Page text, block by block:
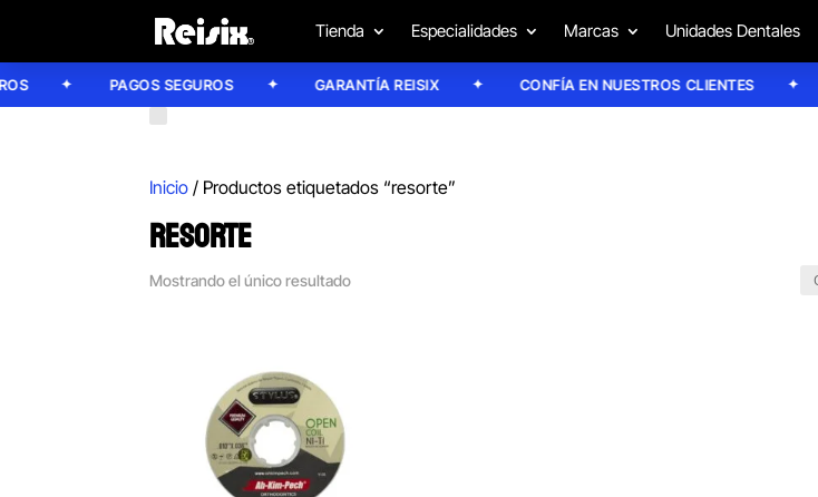
Tienda Especialidades Marcas Unidades Dentales
PAGOS SEGUROS GARANTÍA REISIX CONFÍA EN NUESTROS CLIENTES
Inicio / Productos etiquetados “resorte”
RESORTE
Mostrando el único resultado